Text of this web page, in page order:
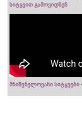
სიტყვით გამოვიდნენ
მნიშვნელოვანი